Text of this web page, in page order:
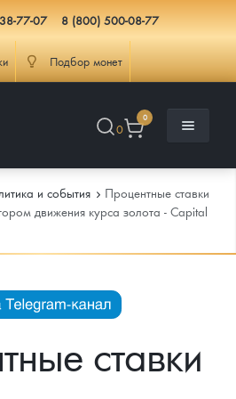
77-07 8 (800) 500-08-77
Подбор монет
0
0
и события
Процентные ставки
движения курса золота - Capital
ставки